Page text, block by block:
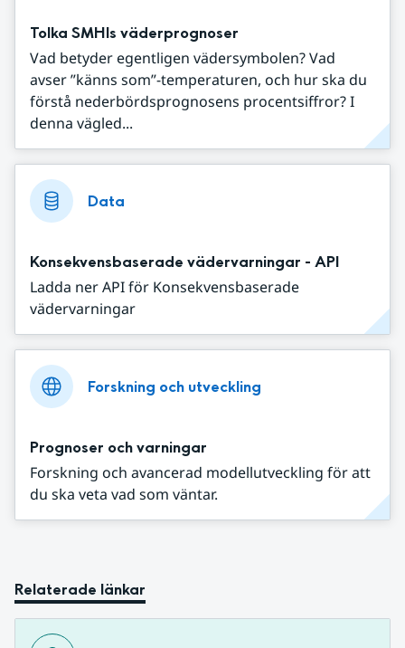
Tolka SMHIs väderprognoser
Vad betyder egentligen vädersymbolen? Vad
avser ”känns som”-temperaturen, och hur ska du
förstå nederbördsprognosens procentsiffror? I
denna vägled...
Data
Konsekvensbaserade vädervarningar - API
Ladda ner API för Konsekvensbaserade
vädervarningar
Forskning och utveckling
Prognoser och varningar
Forskning och avancerad modellutveckling för att
du ska veta vad som väntar.
Relaterade länkar